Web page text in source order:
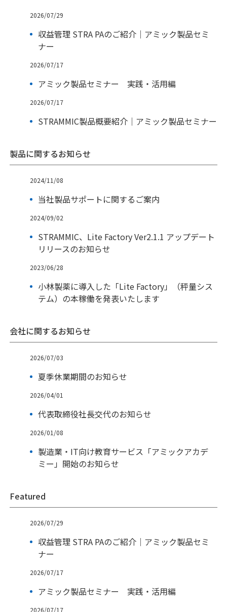
2026/07/29
収益管理 STRA PAのご紹介｜アミック製品セミ
ナー
2026/07/17
アミック製品セミナー 実践・活用編
2026/07/17
STRAMMIC製品概要紹介｜アミック製品セミナー
製品に関するお知らせ
2024/11/08
当社製品サポートに関するご案内
2024/09/02
STRAMMIC、Lite Factory Ver2.1.1 アップデート
リリースのお知らせ
2023/06/28
小林製薬に導入した「Lite Factory」（秤量シス
テム）の本稼働を発表いたします
会社に関するお知らせ
2026/07/03
夏季休業期間のお知らせ
2026/04/01
代表取締役社長交代のお知らせ
2026/01/08
製造業・IT向け教育サービス「アミックアカデ
ミー」開始のお知らせ
Featured
2026/07/29
収益管理 STRA PAのご紹介｜アミック製品セミ
ナー
2026/07/17
アミック製品セミナー 実践・活用編
2026/07/17